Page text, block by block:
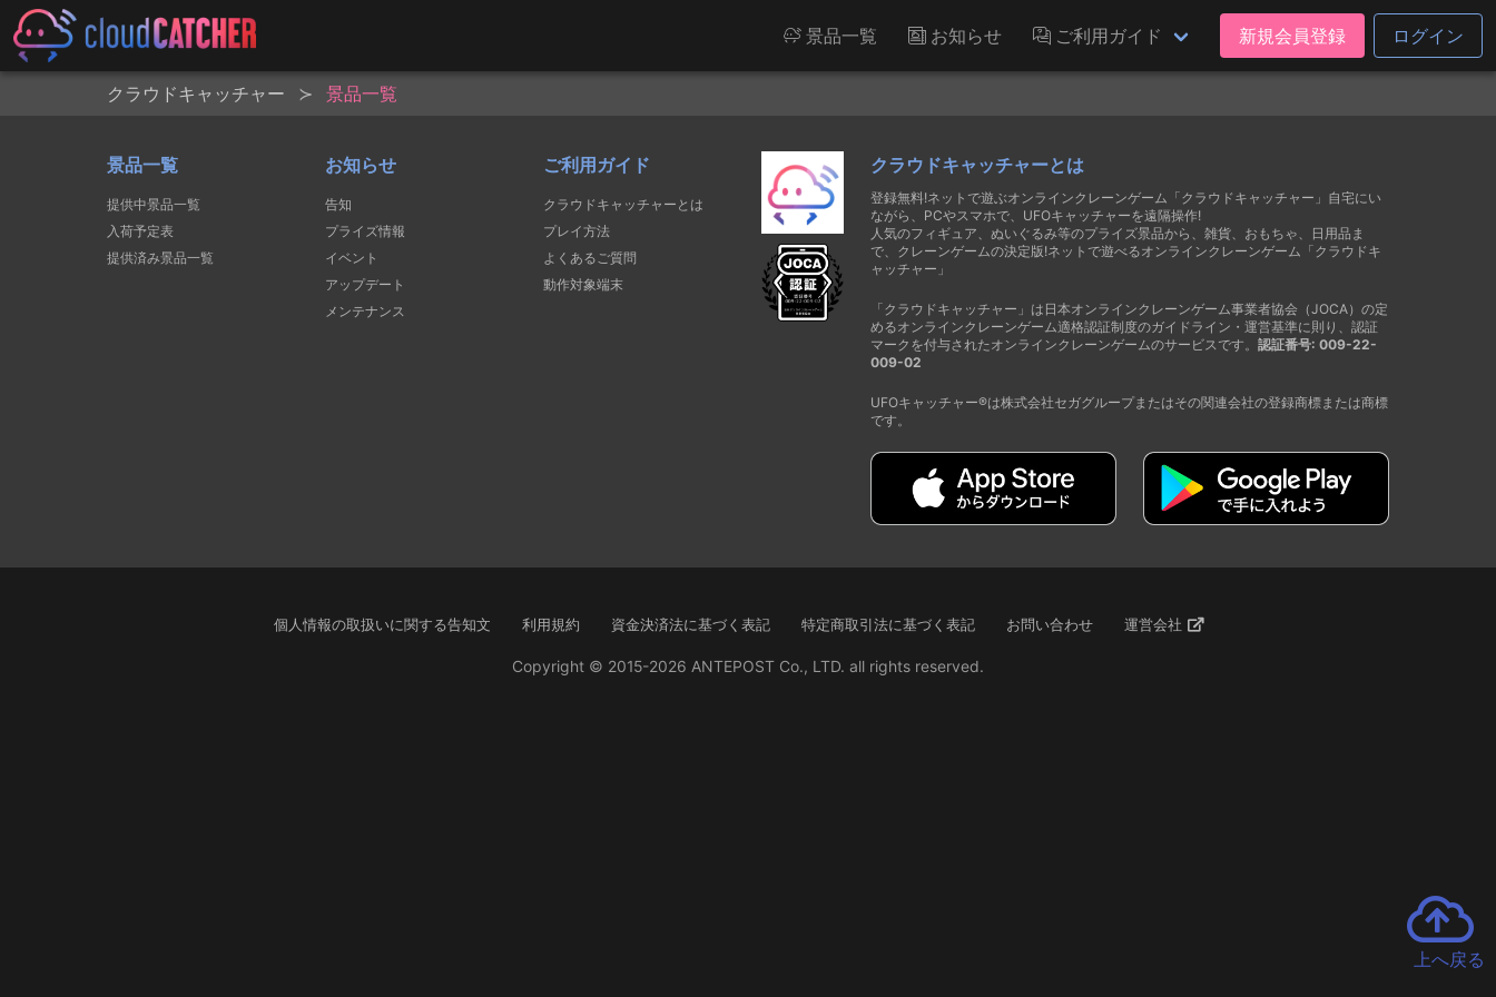
景品一覧 お知らせ ご利用ガイド 新規会員登録 ログイン
クラウドキャッチャー 景品一覧
景品一覧
提供中景品一覧
入荷予定表
提供済み景品一覧
お知らせ
告知
プライズ情報
イベント
アップデート
メンテナンス
ご利用ガイド
クラウドキャッチャーとは
プレイ方法
よくあるご質問
動作対象端末
クラウドキャッチャーとは
登録無料!ネットで遊ぶオンラインクレーンゲーム「クラウドキャッチャー」自宅にい
ながら、PCやスマホで、UFOキャッチャーを遠隔操作!
人気のフィギュア、ぬいぐるみ等のプライズ景品から、雑貨、おもちゃ、日用品ま
で、クレーンゲームの決定版!ネットで遊べるオンラインクレーンゲーム「クラウドキ
ャッチャー」
「クラウドキャッチャー」は日本オンラインクレーンゲーム事業者協会（JOCA）の定
めるオンラインクレーンゲーム適格認証制度のガイドライン・運営基準に則り、認証
マークを付与されたオンラインクレーンゲームのサービスです。 認証番号: 009-22-
009-02
UFOキャッチャー®は株式会社セガグループまたはその関連会社の登録商標または商標
です。
上へ戻る
個人情報の取扱いに関する告知文 利用規約 資金決済法に基づく表記 特定商取引法に基づく表記 お問い合わせ 運営会社
Copyright © 2015-2026 ANTEPOST Co., LTD. all rights reserved.